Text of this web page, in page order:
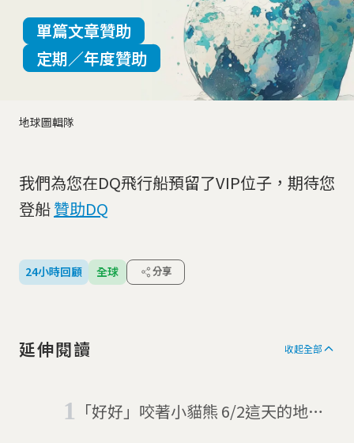
地球圖輯隊
單篇文章贊助
定期／年度贊助
我們為您在DQ飛行船預留了VIP位子，期待您
登船贊助DQ
24小時回顧 全球 分享
延伸閱讀 收起全部
「好好」咬著小貓熊 6/2這天的地球